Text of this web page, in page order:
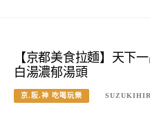
【京都美食拉麵】天下
白湯濃郁湯頭
京.阪.神 吃喝玩樂